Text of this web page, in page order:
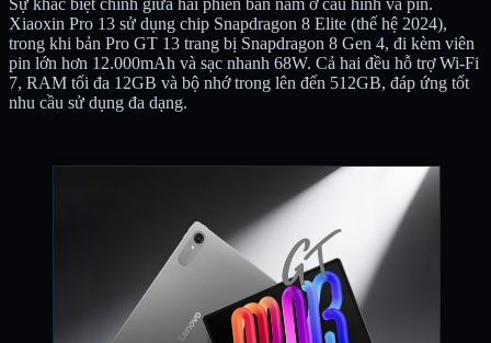
Xiaoxin Pro 13 sử dụng chip Snapdragon 8 Elite (thế hệ 2024),
trong khi bản Pro GT 13 trang bị Snapdragon 8 Gen 4, đi kèm viên
pin lớn hơn 12.000mAh và sạc nhanh 68W. Cả hai đều hỗ trợ Wi-Fi
7, RAM tối đa 12GB và bộ nhớ trong lên đến 512GB, đáp ứng tốt
nhu cầu sử dụng đa dạng.